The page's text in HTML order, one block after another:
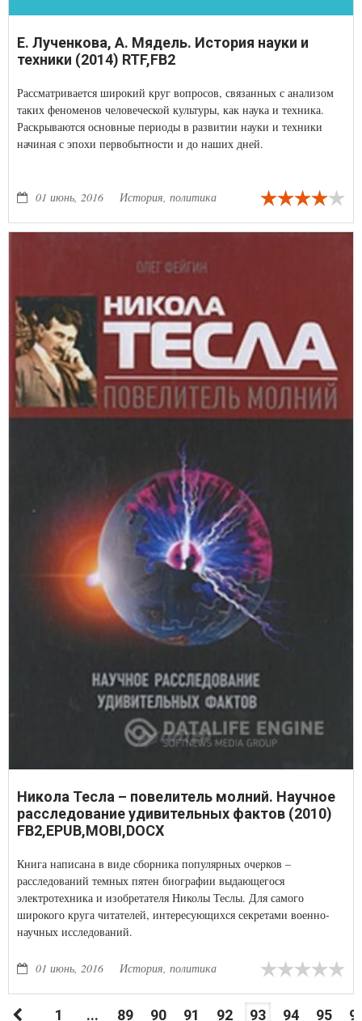
Е. Лученкова, А. Мядель. История науки и
техники (2014) RTF,FB2
Рассматривается широкий круг вопросов, связанных с анализом
таких феноменов человеческой культуры, как наука и техника.
Раскрываются основные периоды в развитии науки и техники
начиная с эпохи первобытности и до наших дней.
01 июнь, 2016 История, политика
Никола Тесла – повелитель молний. Научное
расследование удивительных фактов (2010)
FB2,EPUB,MOBI,DOCX
Книга написана в виде сборника популярных очерков –
расследований темных пятен биографии выдающегося
электротехника и изобретателя Николы Теслы. Для самого
широкого круга читателей, интересующихся секретами военно-
научных исследований.
01 июнь, 2016 История, политика
1 ... 89 90 91 92 93 94 95